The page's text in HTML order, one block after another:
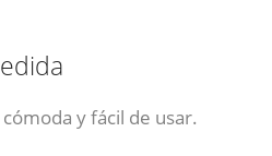
y fácil de usar.